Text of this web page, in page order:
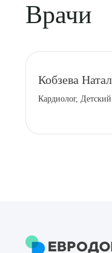
Врачи
Кобзева
Кардиолог,